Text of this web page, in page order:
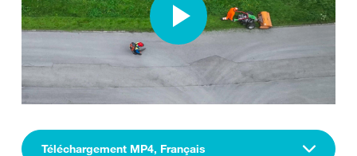
Téléchargement MP4, Français